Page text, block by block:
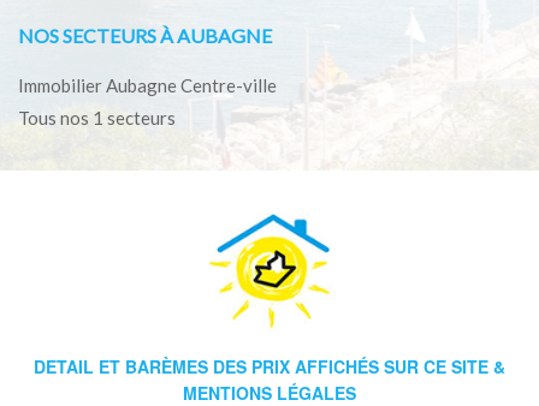
NOS SECTEURS À AUBAGNE
Immobilier Aubagne Centre-ville
Tous nos 1 secteurs
DETAIL ET BARÈMES DES PRIX AFFICHÉS SUR CE SITE &
MENTIONS LÉGALES